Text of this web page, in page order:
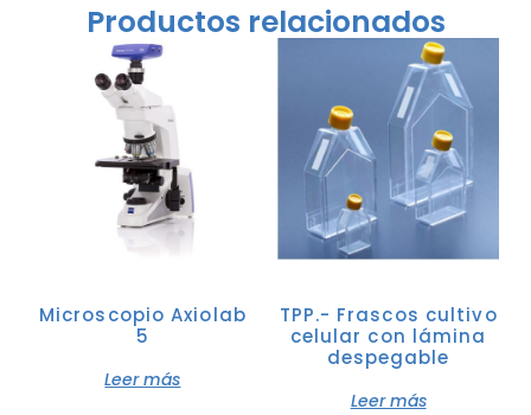
Productos relacionados
Microscopio Axiolab
5
Leer más
TPP.- Frascos cultivo
celular con lámina
despegable
Leer más